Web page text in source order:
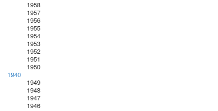
1958
1957
1956
1955
1954
1953
1952
1951
1950
1940
1949
1948
1947
1946